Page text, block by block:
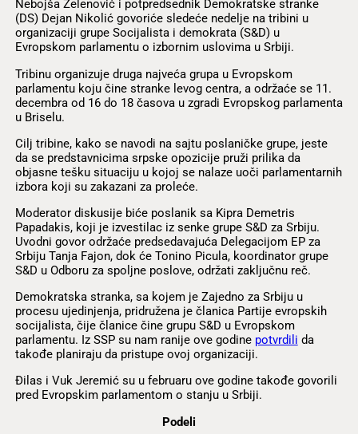
Nebojša Zelenović i potpredsednik Demokratske stranke
(DS) Dejan Nikolić govoriće sledeće nedelje na tribini u
organizaciji grupe Socijalista i demokrata (S&D) u
Evropskom parlamentu o izbornim uslovima u Srbiji.
Tribinu organizuje druga najveća grupa u Evropskom
parlamentu koju čine stranke levog centra, a održaće se 11.
decembra od 16 do 18 časova u zgradi Evropskog parlamenta
u Briselu.
Cilj tribine, kako se navodi na sajtu poslaničke grupe, jeste
da se predstavnicima srpske opozicije pruži prilika da
objasne tešku situaciju u kojoj se nalaze uoči parlamentarnih
izbora koji su zakazani za proleće.
Moderator diskusije biće poslanik sa Kipra Demetris
Papadakis, koji je izvestilac iz senke grupe S&D za Srbiju.
Uvodni govor održaće predsedavajuća Delegacijom EP za
Srbiju Tanja Fajon, dok će Tonino Picula, koordinator grupe
S&D u Odboru za spoljne poslove, održati zaključnu reč.
Demokratska stranka, sa kojem je Zajedno za Srbiju u
procesu ujedinjenja, pridružena je članica Partije evropskih
socijalista, čije članice čine grupu S&D u Evropskom
parlamentu. Iz SSP su nam ranije ove godine potvrdili da
takođe planiraju da pristupe ovoj organizaciji.
Đilas i Vuk Jeremić su u februaru ove godine takođe govorili
pred Evropskim parlamentom o stanju u Srbiji.
Podeli